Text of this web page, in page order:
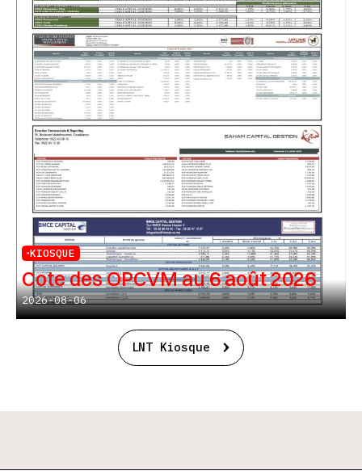
KIOSQUE
Cote des OPCVM au 6 août 2026
2026-08-06
LNT Kiosque